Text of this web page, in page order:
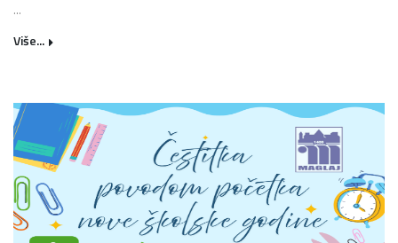
...
Više...